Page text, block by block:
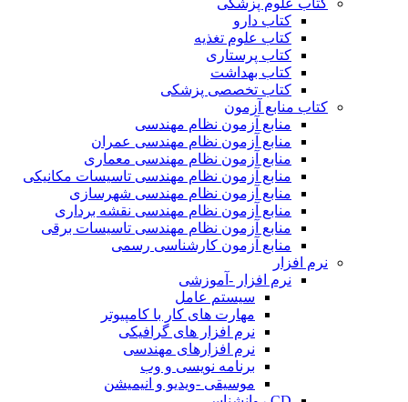
کتاب دارو
کتاب علوم تغذیه
کتاب پرستاری
کتاب بهداشت
کتاب تخصصی پزشکی
کتاب منابع آزمون
منابع آزمون نظام مهندسی
منابع آزمون نظام مهندسی عمران
منابع آزمون نظام مهندسی معماری
منابع آزمون نظام مهندسی تاسیسات مکانیکی
منابع آزمون نظام مهندسی شهرسازی
منابع آزمون نظام مهندسی نقشه برداری
منابع آزمون نظام مهندسی تاسیسات برقی
منابع آزمون کارشناسی رسمی
نرم افزار
نرم افزار -آموزشی
سیستم عامل
مهارت های کار با کامپیوتر
نرم افزار های گرافیکی
نرم افزارهای مهندسی
برنامه نویسی و وب
موسیقی -ویدیو و انیمیشن